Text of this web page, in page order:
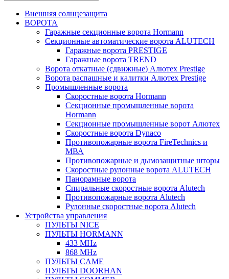
Внешняя солнцезащита
ВОРОТА
Гаражные секционные ворота Hormann
Секционные автоматические ворота ALUTECH
Гаражные ворота PRESTIGE
Гаражные ворота TREND
Ворота откатные (сдвижные) Алютех Prestige
Ворота распашные и калитки Алютех Prestige
Промышленные ворота
Скоростные ворота Hormann
Секционные промышленные ворота
Hormann
Секционные промышленные ворот Алютех
Скоростные ворота Dynaco
Противопожарные ворота FireTechnics и
МВА
Противопожарные и дымозащитные шторы
Скоростные рулонные ворота ALUTECH
Панорамные ворота
Спиральные скоростные ворота Alutech
Противопожарные ворота Alutech
Рулонные скоростные ворота Alutech
Устройства управления
ПУЛЬТЫ NICE
ПУЛЬТЫ HORMANN
433 MHz
868 MHz
ПУЛЬТЫ CAME
ПУЛЬТЫ DOORHAN